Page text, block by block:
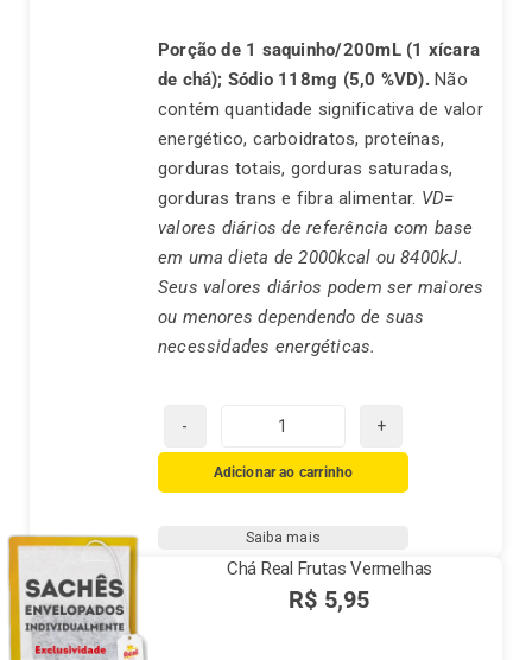
Porção de 1 saquinho/200mL (1 xícara
de chá); Sódio 118mg (5,0 %VD).Não
contém quantidade significativa de valor
energético, carboidratos, proteínas,
gorduras totais, gorduras saturadas,
gorduras trans e fibra alimentar. VD=
valores diários de referência com base
em uma dieta de 2000kcal ou 8400kJ.
Seus valores diários podem ser maiores
ou menores dependendo de suas
necessidades energéticas.
Chá
Real
Erva
Doce
quantidade
Adicionar ao carrinho
Saiba mais
Chá Real Frutas Vermelhas
R$ 5,95